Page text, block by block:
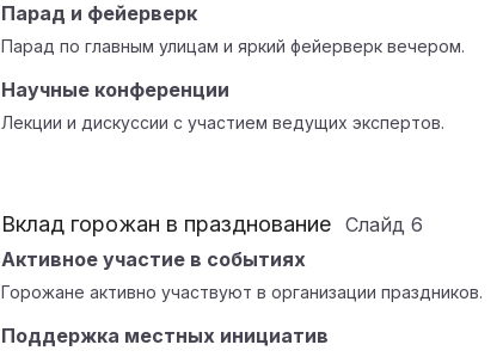
Парад и фейерверк
Парад по главным улицам и яркий фейерверк вечером.
Научные конференции
Лекции и дискуссии с участием ведущих экспертов.
Вклад горожан в празднование Слайд 6
Активное участие в событиях
Горожане активно участвуют в организации праздников.
Поддержка местных инициатив